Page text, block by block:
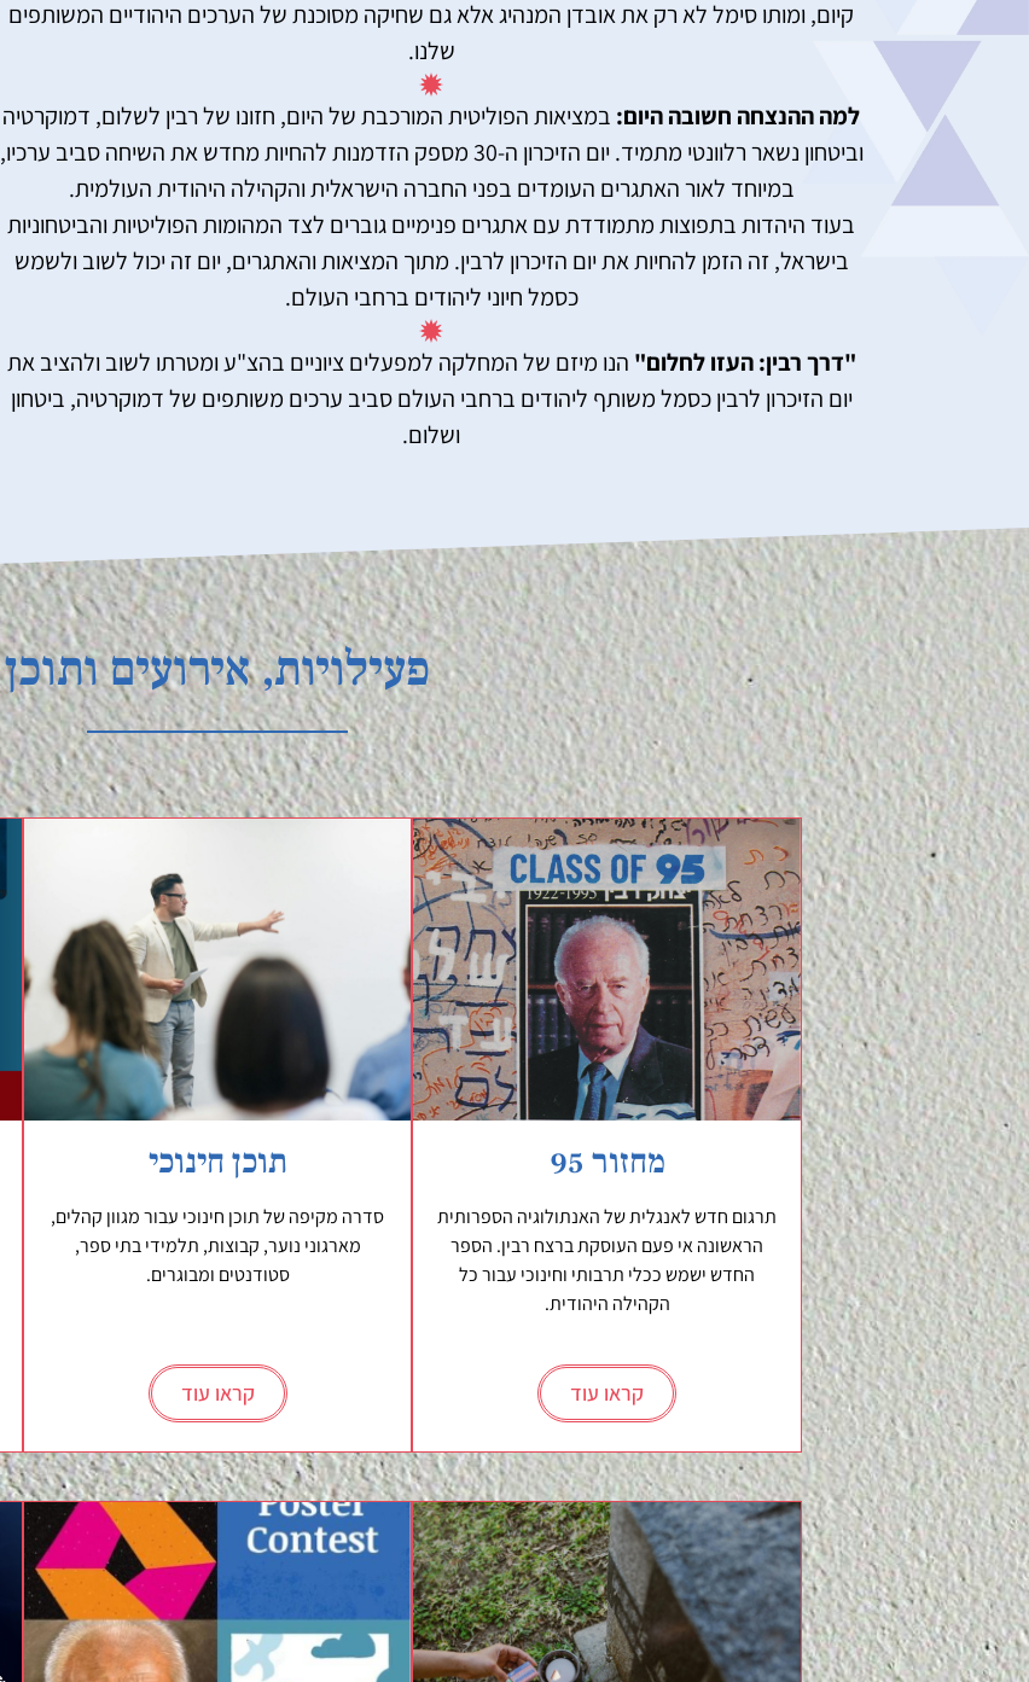
קיום, ומותו סימל לא רק את אובדן המנהיג אלא גם שחיקה מסוכנת של הערכים היהודיים המשותפים
שלנו.
למה ההנצחה חשובה היום: במציאות הפוליטית המורכבת של היום, חזונו של רבין לשלום, דמוקרטיה
וביטחון נשאר רלוונטי מתמיד. יום הזיכרון ה-30 מספק הזדמנות להחיות מחדש את השיחה סביב ערכיו,
במיוחד לאור האתגרים העומדים בפני החברה הישראלית והקהילה היהודית העולמית.
בעוד היהדות בתפוצות מתמודדת עם אתגרים פנימיים גוברים לצד המהומות הפוליטיות והביטחוניות
בישראל, זה הזמן להחיות את יום הזיכרון לרבין. מתוך המציאות והאתגרים, יום זה יכול לשוב ולשמש
כסמל חיוני ליהודים ברחבי העולם.
"דרך רבין: העזו לחלום" הנו מיזם של המחלקה למפעלים ציוניים בהצ"ע ומטרתו לשוב ולהציב את
יום הזיכרון לרבין כסמל משותף ליהודים ברחבי העולם סביב ערכים משותפים של דמוקרטיה, ביטחון
ושלום.
פעילויות, אירועים ותוכן
מחזור 95
תרגום חדש לאנגלית של האנתולוגיה הספרותית
הראשונה אי פעם העוסקת ברצח רבין. הספר
החדש ישמש ככלי תרבותי וחינוכי עבור כל
הקהילה היהודית.
קראו עוד
תוכן חינוכי
סדרה מקיפה של תוכן חינוכי עבור מגוון קהלים,
מארגוני נוער, קבוצות, תלמידי בתי ספר,
סטודנטים ומבוגרים.
קראו עוד